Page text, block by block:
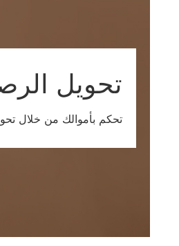
تحويل
تحكم بأموالك من خلال